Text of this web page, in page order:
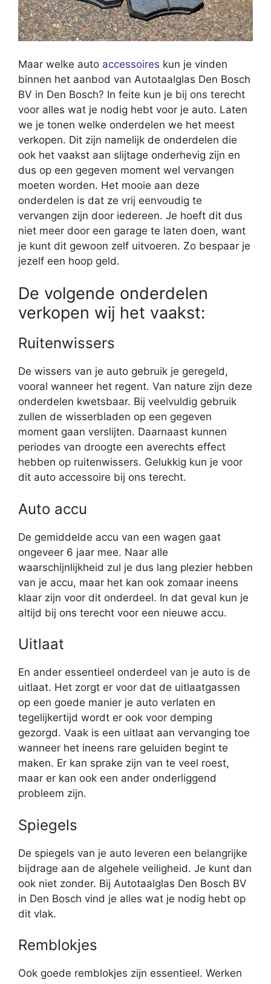
Maar welke auto accessoires kun je vinden
binnen het aanbod van Autotaalglas Den Bosch
BV in Den Bosch? In feite kun je bij ons terecht
voor alles wat je nodig hebt voor je auto. Laten
we je tonen welke onderdelen we het meest
verkopen. Dit zijn namelijk de onderdelen die
ook het vaakst aan slijtage onderhevig zijn en
dus op een gegeven moment wel vervangen
moeten worden. Het mooie aan deze
onderdelen is dat ze vrij eenvoudig te
vervangen zijn door iedereen. Je hoeft dit dus
niet meer door een garage te laten doen, want
je kunt dit gewoon zelf uitvoeren. Zo bespaar je
jezelf een hoop geld.
De volgende onderdelen
verkopen wij het vaakst:
Ruitenwissers
De wissers van je auto gebruik je geregeld,
vooral wanneer het regent. Van nature zijn deze
onderdelen kwetsbaar. Bij veelvuldig gebruik
zullen de wisserbladen op een gegeven
moment gaan verslijten. Daarnaast kunnen
periodes van droogte een averechts effect
hebben op ruitenwissers. Gelukkig kun je voor
dit auto accessoire bij ons terecht.
Auto accu
De gemiddelde accu van een wagen gaat
ongeveer 6 jaar mee. Naar alle
waarschijnlijkheid zul je dus lang plezier hebben
van je accu, maar het kan ook zomaar ineens
klaar zijn voor dit onderdeel. In dat geval kun je
altijd bij ons terecht voor een nieuwe accu.
Uitlaat
En ander essentieel onderdeel van je auto is de
uitlaat. Het zorgt er voor dat de uitlaatgassen
op een goede manier je auto verlaten en
tegelijkertijd wordt er ook voor demping
gezorgd. Vaak is een uitlaat aan vervanging toe
wanneer het ineens rare geluiden begint te
maken. Er kan sprake zijn van te veel roest,
maar er kan ook een ander onderliggend
probleem zijn.
Spiegels
De spiegels van je auto leveren een belangrijke
bijdrage aan de algehele veiligheid. Je kunt dan
ook niet zonder. Bij Autotaalglas Den Bosch BV
in Den Bosch vind je alles wat je nodig hebt op
dit vlak.
Remblokjes
Ook goede remblokjes zijn essentieel. Werken